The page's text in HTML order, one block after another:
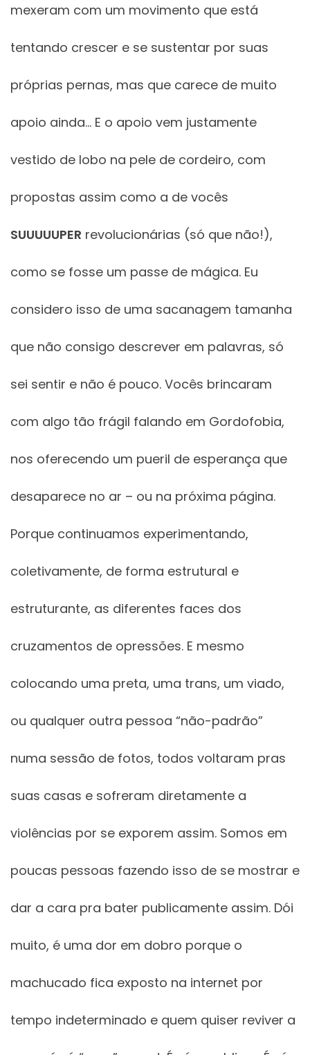
mexeram com um movimento que está
tentando crescer e se sustentar por suas
próprias pernas, mas que carece de muito
apoio ainda… E o apoio vem justamente
vestido de lobo na pele de cordeiro, com
propostas assim como a de vocês
SUUUUUPER revolucionárias (só que não!),
como se fosse um passe de mágica. Eu
considero isso de uma sacanagem tamanha
que não consigo descrever em palavras, só
sei sentir e não é pouco. Vocês brincaram
com algo tão frágil falando em Gordofobia,
nos oferecendo um pueril de esperança que
desaparece no ar – ou na próxima página.
Porque continuamos experimentando,
coletivamente, de forma estrutural e
estruturante, as diferentes faces dos
cruzamentos de opressões. E mesmo
colocando uma preta, uma trans, um viado,
ou qualquer outra pessoa “não-padrão”
numa sessão de fotos, todos voltaram pras
suas casas e sofreram diretamente a
violências por se exporem assim. Somos em
poucas pessoas fazendo isso de se mostrar e
dar a cara pra bater publicamente assim. Dói
muito, é uma dor em dobro porque o
machucado fica exposto na internet por
tempo indeterminado e quem quiser reviver a